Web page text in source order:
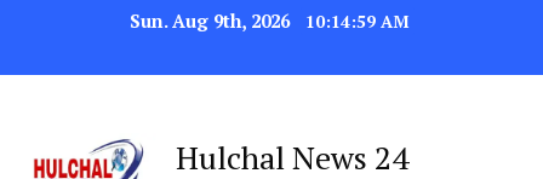
Sun. Aug 9th, 2026 10:14:59 AM
Hulchal News 24